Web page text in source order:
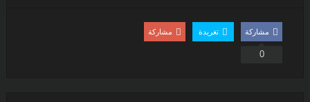
مشاركة
0
تغريدة مشاركة